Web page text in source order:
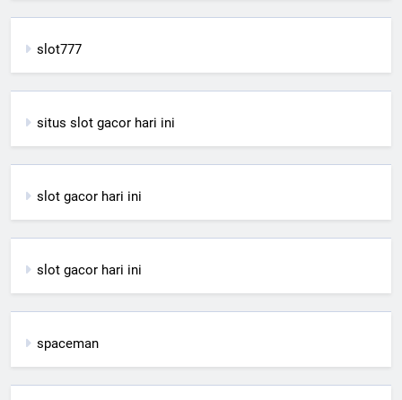
slot777
situs slot gacor hari ini
slot gacor hari ini
slot gacor hari ini
spaceman